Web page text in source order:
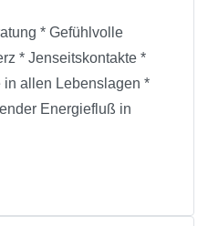
* Gefühlvolle
* Jenseitskontakte *
in allen Lebenslagen *
Energiefluß in